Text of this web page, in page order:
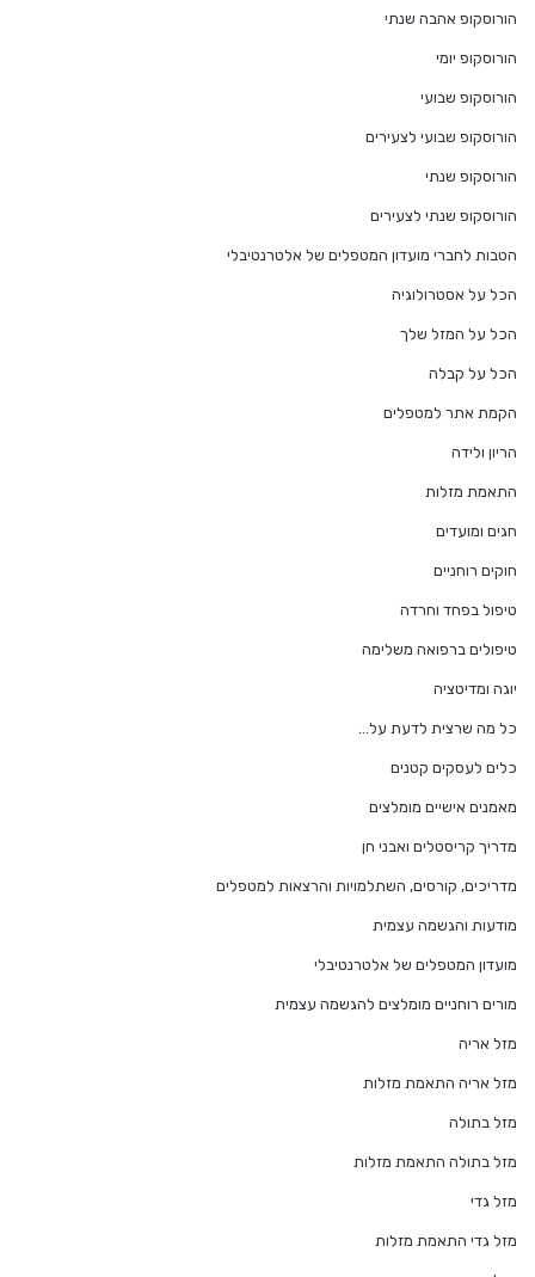
הורוסקופ אהבה שנתי
הורוסקופ יומי
הורוסקופ שבועי
הורוסקופ שבועי לצעירים
הורוסקופ שנתי
הורוסקופ שנתי לצעירים
הטבות לחברי מועדון המטפלים של אלטרנטיבלי
הכל על אסטרולוגיה
הכל על המזל שלך
הכל על קבלה
הקמת אתר למטפלים
הריון ולידה
התאמת מזלות
חגים ומועדים
חוקים רוחניים
טיפול בפחד וחרדה
טיפולים ברפואה משלימה
יוגה ומדיטציה
כל מה שרצית לדעת על…
כלים לעסקים קטנים
מאמנים אישיים מומלצים
מדריך קריסטלים ואבני חן
מדריכים, קורסים, השתלמויות והרצאות למטפלים
מודעות והגשמה עצמית
מועדון המטפלים של אלטרנטיבלי
מורים רוחניים מומלצים להגשמה עצמית
מזל אריה
מזל אריה התאמת מזלות
מזל בתולה
מזל בתולה התאמת מזלות
מזל גדי
מזל גדי התאמת מזלות